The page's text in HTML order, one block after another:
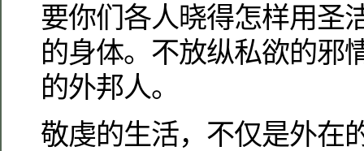
要你们各人晓得怎样用圣
的身体。不放纵私欲的邪
的外邦人。
敬虔的生活，不仅是外在